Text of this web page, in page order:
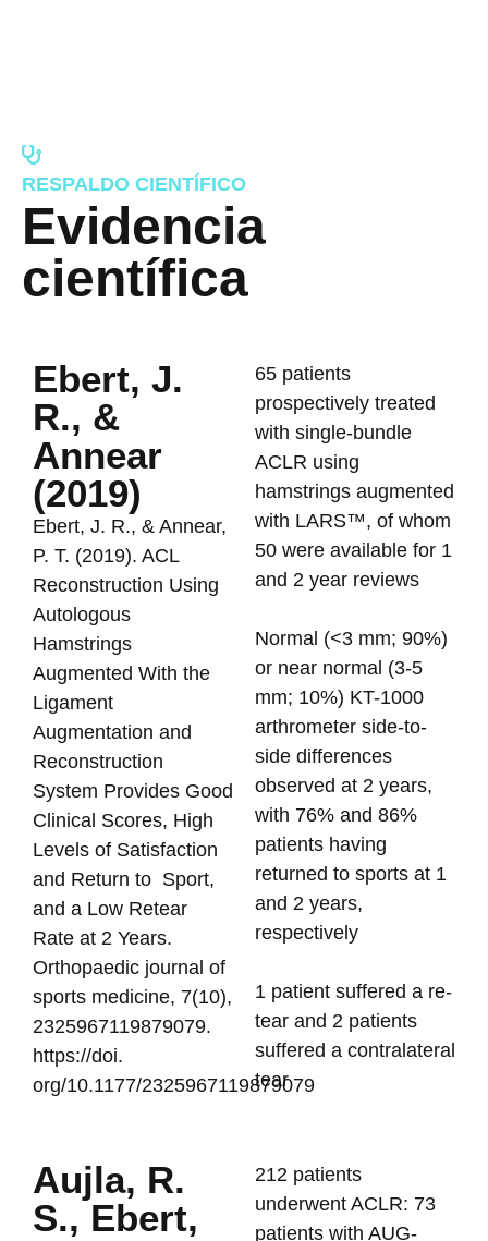
RESPALDO CIENTÍFICO
Evidencia
científica
Ebert, J.
R., &
Annear
(2019)
Ebert, J. R., & Annear,
P. T. (2019). ACL
Reconstruction Using
Autologous
Hamstrings
Augmented With the
Ligament
Augmentation and
Reconstruction
System Provides Good
Clinical Scores, High
Levels of Satisfaction
and Return to Sport,
and a Low Retear
Rate at 2 Years.
Orthopaedic journal of
sports medicine, 7(10),
2325967119879079.
https://doi.
org/10.1177/2325967119879079
65 patients
prospectively treated
with single-bundle
ACLR using
hamstrings augmented
with LARS™, of whom
50 were available for 1
and 2 year reviews
Normal (<3 mm; 90%)
or near normal (3-5
mm; 10%) KT-1000
arthrometer side-to-
side differences
observed at 2 years,
with 76% and 86%
patients having
returned to sports at 1
and 2 years,
respectively
1 patient suffered a re-
tear and 2 patients
suffered a contralateral
tear
Aujla, R.
S., Ebert,
212 patients
underwent ACLR: 73
patients with AUG-